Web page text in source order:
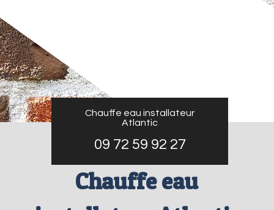
Chauffe eau installateur
Atlantic
09 72 59 92 27
Chauffe eau